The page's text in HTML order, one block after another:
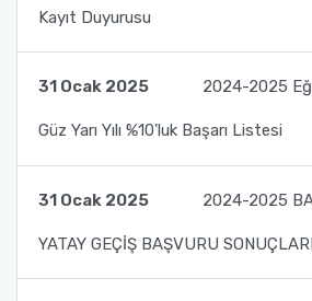
Kayıt Duyurusu
31 Ocak 2025 2024-2025
Güz Yarı Yılı %10'luk Başarı Listesi
31 Ocak 2025 2024-2025
YATAY GEÇİŞ BAŞVURU SONUÇLARI
Motorlu Araçlar ve Ulaştırma
Yangın ve Yangın Güvenliği Halkı
Etkinliği
Çocuklarla Dikey Tarım
Burs Komisyon Üyesi
Ulusal ve Uluslararası Faaliyet